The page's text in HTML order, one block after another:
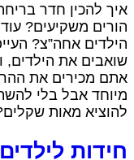
הורים משקיעים?
הילדים אחה”צ?
שואבים את
אתם מכירים את
מיוחד אבל בלי
להוציא מאות
חידות